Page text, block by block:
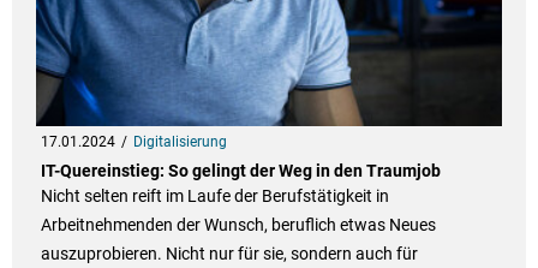
17.01.2024 Digitalisierung
IT-Quereinstieg: So gelingt der Weg in den Traumjob
Nicht selten reift im Laufe der Berufstätigkeit in
Arbeitnehmenden der Wunsch, beruflich etwas Neues
auszuprobieren. Nicht nur für sie, sondern auch für